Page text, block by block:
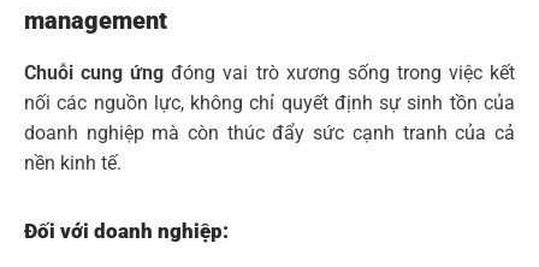
management
Chuỗi cung ứng đóng vai trò xương sống trong việc kết
nối các nguồn lực, không chỉ quyết định sự sinh tồn của
doanh nghiệp mà còn thúc đẩy sức cạnh tranh của cả
nền kinh tế.
Đối với doanh nghiệp: